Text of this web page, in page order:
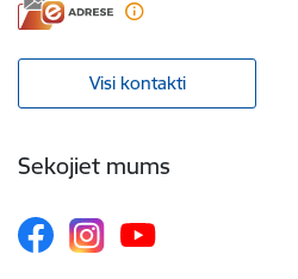
Visi kontakti
Sekojiet mums